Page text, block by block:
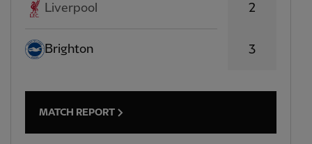
Liverpool
Brighton
2
3
MATCH REPORT